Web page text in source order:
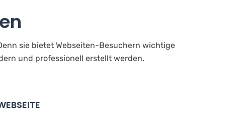
sie bietet Webseiten-Besuchern wichtige
und professionell erstellt werden.